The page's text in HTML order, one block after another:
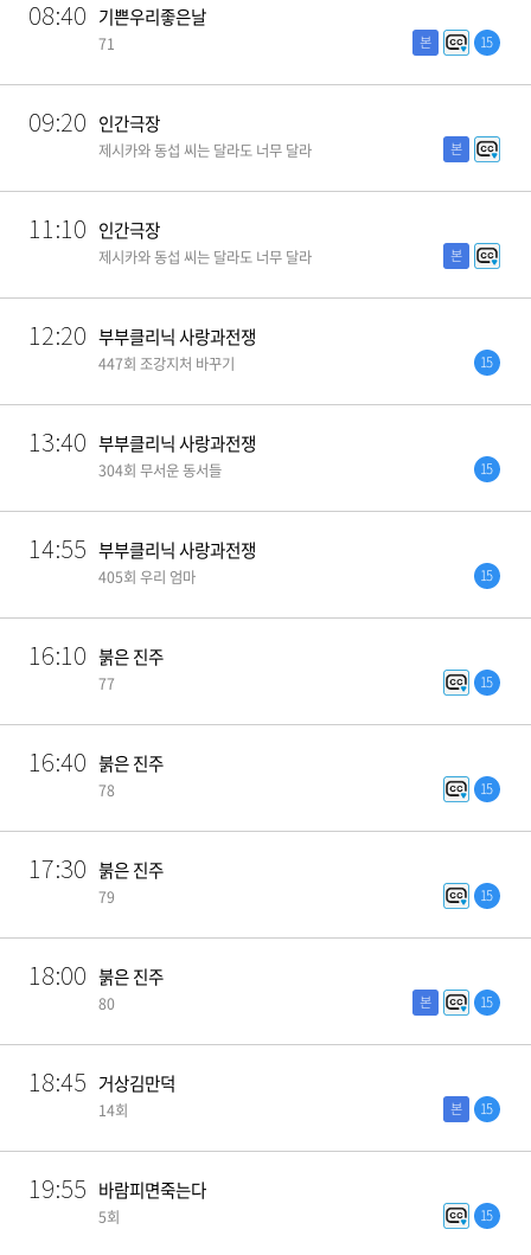
08:40 기쁜우리좋은날
71 본 15
09:20 인간극장
제시카와 동섭 씨는 달라도 너무 달라 본
11:10 인간극장
제시카와 동섭 씨는 달라도 너무 달라 본
12:20 부부클리닉 사랑과전쟁
447회 조강지처 바꾸기 15
13:40 부부클리닉 사랑과전쟁
304회 무서운 동서들 15
14:55 부부클리닉 사랑과전쟁
405회 우리 엄마 15
16:10 붉은 진주
77 15
16:40 붉은 진주
78 15
17:30 붉은 진주
79 15
18:00 붉은 진주
80 본 15
18:45 거상김만덕
14회 본 15
19:55 바람피면죽는다
5회 15